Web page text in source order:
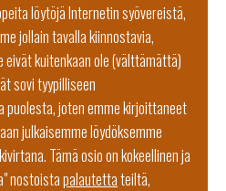
löytöjä Internetin syövereistä,
jollain tavalla kiinnostavia,
eivät kuitenkaan ole (välttämättä)
sovi tyypilliseen
joten emme kirjoittaneet
julkaisemme löydöksemme
Tämä osio on kokeellinen ja
nostoistapalautettateiltä,